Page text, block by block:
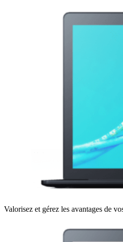
Valorisez et gérez les avantages de